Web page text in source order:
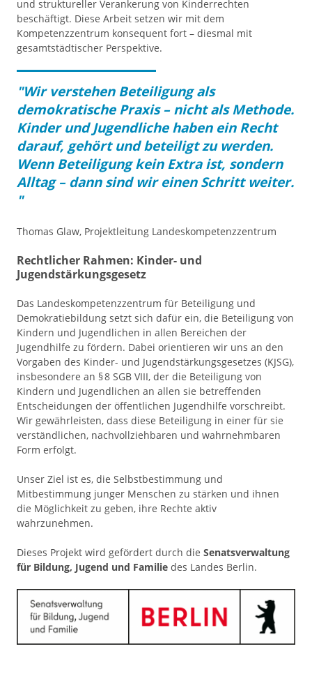
und struktureller Verankerung von Kinderrechten
beschäftigt. Diese Arbeit setzen wir mit dem
Kompetenzzentrum konsequent fort – diesmal mit
gesamtstädtischer Perspektive.
"Wir verstehen Beteiligung als
demokratische Praxis – nicht als Methode.
Kinder und Jugendliche haben ein Recht
darauf, gehört und beteiligt zu werden.
Wenn Beteiligung kein Extra ist, sondern
Alltag – dann sind wir einen Schritt weiter.
"
Thomas Glaw, Projektleitung Landeskompetenzzentrum
Rechtlicher Rahmen: Kinder- und
Jugendstärkungsgesetz
Das Landeskompetenzzentrum für Beteiligung und
Demokratiebildung setzt sich dafür ein, die Beteiligung von
Kindern und Jugendlichen in allen Bereichen der
Jugendhilfe zu fördern. Dabei orientieren wir uns an den
Vorgaben des Kinder- und Jugendstärkungsgesetzes (KJSG),
insbesondere an § 8 SGB VIII, der die Beteiligung von
Kindern und Jugendlichen an allen sie betreffenden
Entscheidungen der öffentlichen Jugendhilfe vorschreibt.
Wir gewährleisten, dass diese Beteiligung in einer für sie
verständlichen, nachvollziehbaren und wahrnehmbaren
Form erfolgt.
Unser Ziel ist es, die Selbstbestimmung und
Mitbestimmung junger Menschen zu stärken und ihnen
die Möglichkeit zu geben, ihre Rechte aktiv
wahrzunehmen.
Dieses Projekt wird gefördert durch die Senatsverwaltung
für Bildung, Jugend und Familie des Landes Berlin.